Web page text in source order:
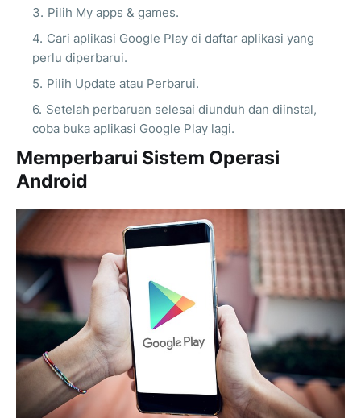
Pilih My apps & games.
Cari aplikasi Google Play di daftar aplikasi yang
perlu diperbarui.
Pilih Update atau Perbarui.
Setelah perbaruan selesai diunduh dan diinstal,
coba buka aplikasi Google Play lagi.
Memperbarui Sistem Operasi
Android